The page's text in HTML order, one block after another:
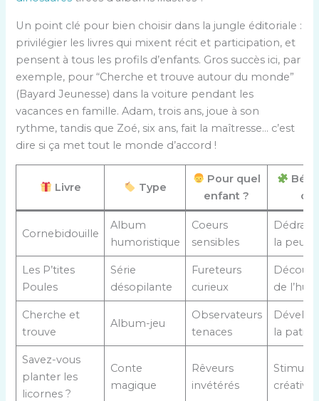
Un point clé pour bien choisir dans la jungle éditoriale :
privilégier les livres qui mixent récit et participation, et
pensent à tous les profils d’enfants. Gros succès ici, par
exemple, pour “Cherche et trouve autour du monde”
(Bayard Jeunesse) dans la voiture pendant les
vacances en famille. Adam, trois ans, joue à son
rythme, tandis que Zoé, six ans, fait la maîtresse… c’est
dire si ça met tout le monde d’accord !
Livre Type
Pour quel
enfant ?
clé
Cornebidouille
Album
humoristique
Coeurs
sensibles
la peur
Les P’tites
Poules
Série
désopilante
Fureteurs
curieux
de
Cherche et
trouve
Album-jeu
Observateurs
tenaces
la
Savez-vous
planter les
licornes ?
Conte
magique
Rêveurs
invétérés
créative